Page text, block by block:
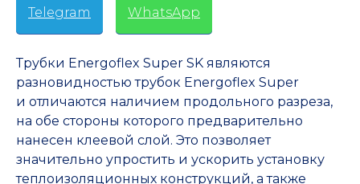
Telegram WhatsApp
Трубки Energoflex Super SK являются
разновидностью трубок Energoflex Super
и отличаются наличием продольного разреза,
на обе стороны которого предварительно
нанесен клеевой слой. Это позволяет
значительно упростить и ускорить установку
теплоизоляционных конструкций, а также